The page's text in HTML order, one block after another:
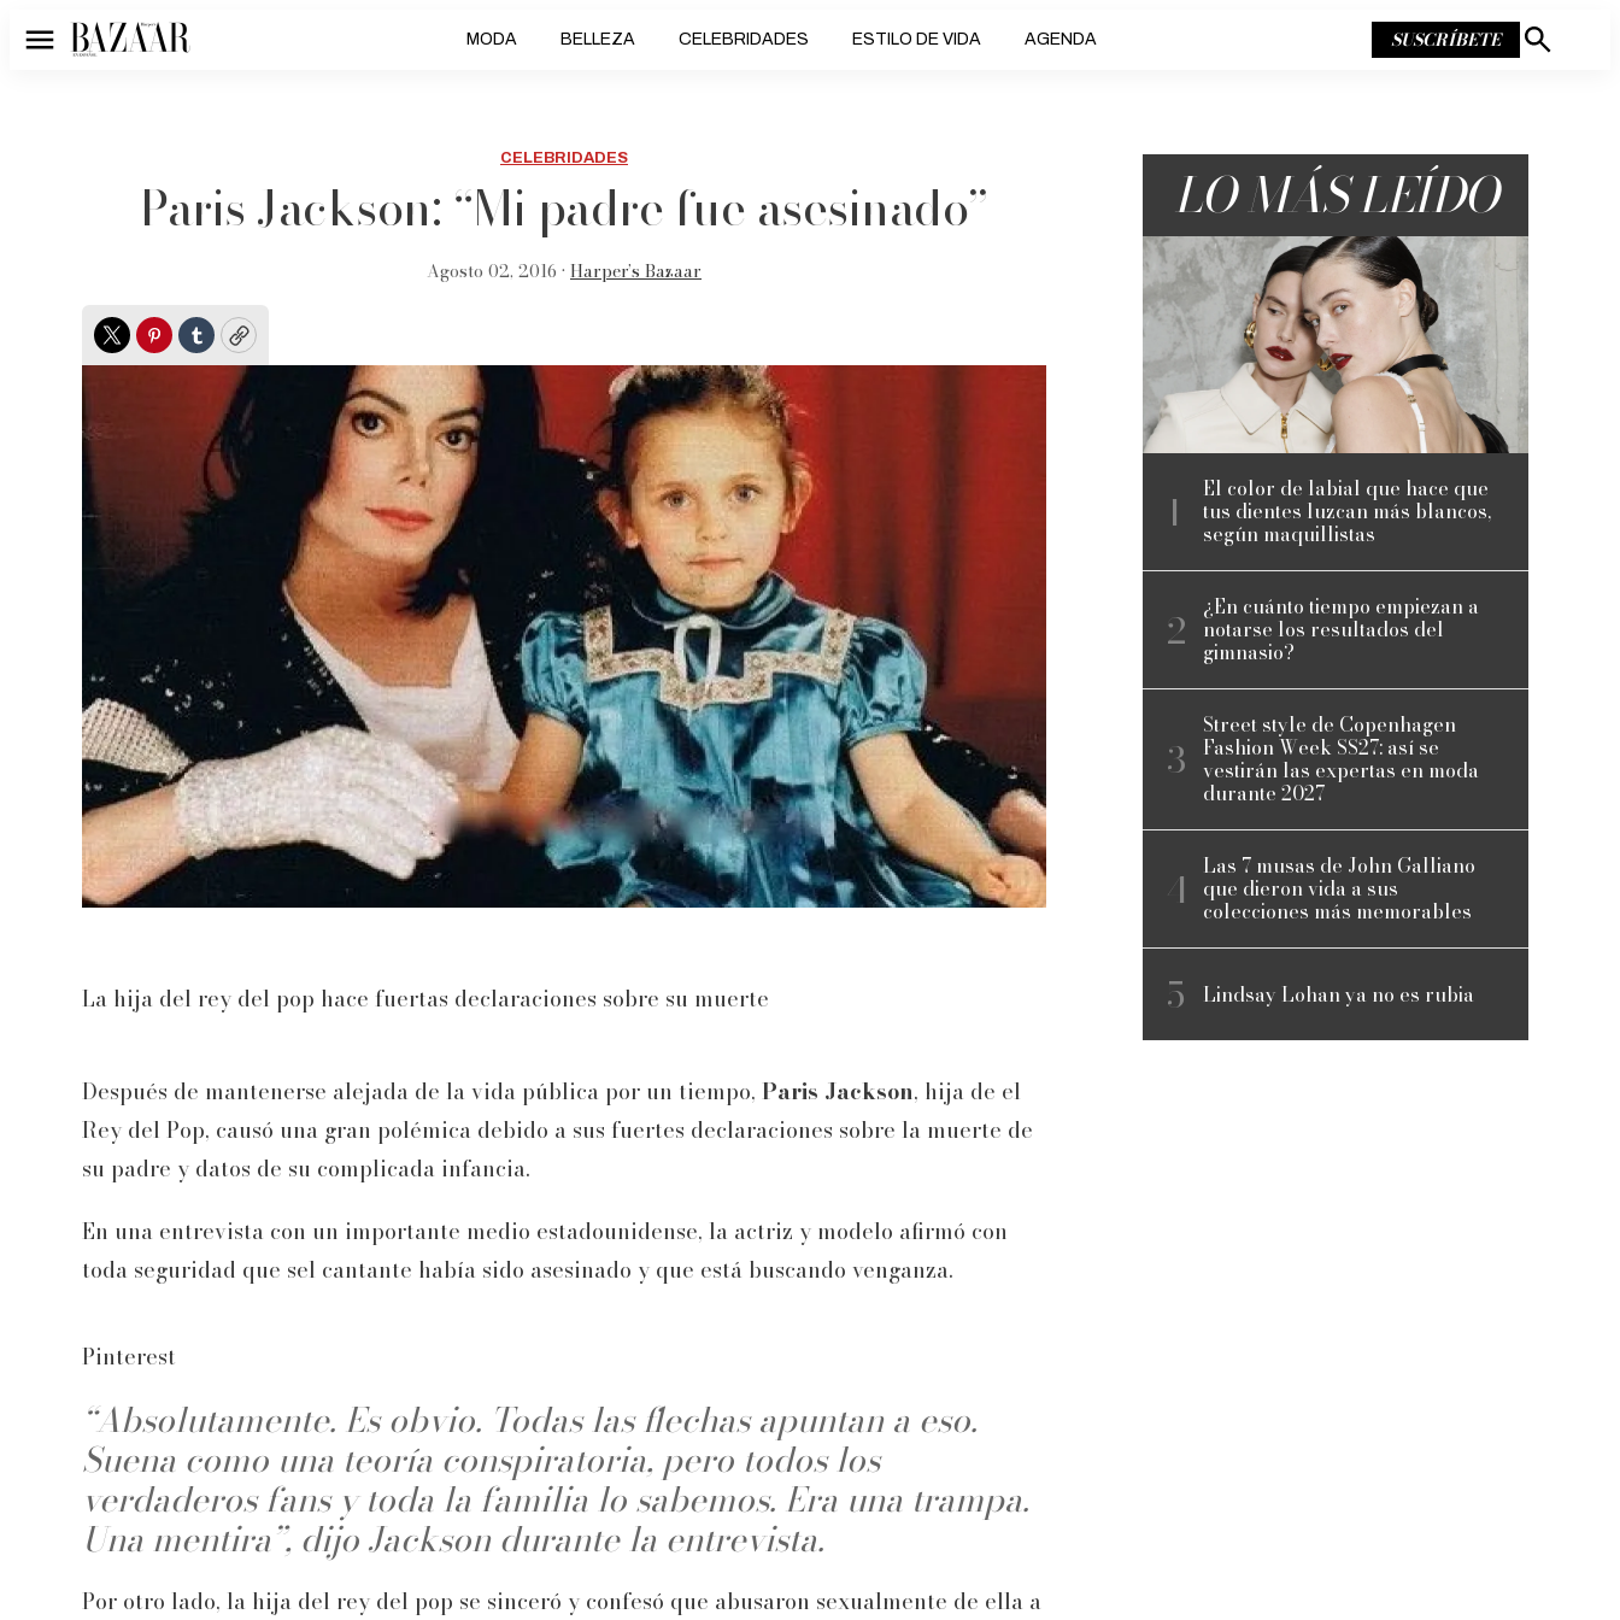
Menú MODA BELLEZA CELEBRIDADES ESTILO DE VIDA AGENDA SUSCRÍBETE
Mostrar
CELEBRIDADES
Paris Jackson: “Mi padre fue asesinado”
Agosto 02, 2016 • Harper’s Bazaar
TwitterPinterest
TumblrCopy
La hija del rey del pop hace fuertas declaraciones sobre su muerte
Después de mantenerse alejada de la vida pública por un tiempo, Paris Jackson, hija de el
Rey del Pop, causó una gran polémica debido a sus fuertes declaraciones sobre la muerte de
su padre y datos de su complicada infancia.
En una entrevista con un importante medio estadounidense, la actriz y modelo afirmó con
toda seguridad que sel cantante había sido asesinado y que está buscando venganza.
Pinterest
“Absolutamente. Es obvio. Todas las flechas apuntan a eso.
Suena como una teoría conspiratoria, pero todos los
verdaderos fans y toda la familia lo sabemos. Era una trampa.
Una mentira”, dijo Jackson durante la entrevista.
Por otro lado, la hija del rey del pop se sinceró y confesó que abusaron sexualmente de ella a
LO MÁS LEÍDO
El color de labial que hace que
tus dientes luzcan más blancos,
según maquillistas
¿En cuánto tiempo empiezan a
notarse los resultados del
gimnasio?
Street style de Copenhagen
Fashion Week SS27: así se
vestirán las expertas en moda
durante 2027
Las 7 musas de John Galliano
que dieron vida a sus
colecciones más memorables
Lindsay Lohan ya no es rubia